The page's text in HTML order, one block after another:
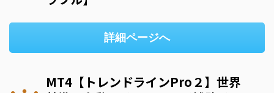
詳細ページへ
MT4【トレンドラインPro２】世界